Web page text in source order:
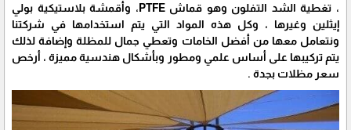
، تغطية الشد التفلون وهو قماش PTFE، وأقمشة بلاستيكية بولي
إيثلين وغيرها ، وكل هذه المواد التي يتم استخدامها في شركتنا
ونتعامل معها من أفضل الخامات وتعطي جمال للمظلة وإضافة لذلك
يتم تركيبها على أساس علمي ومطور وبأشكال هندسية مميزة ، أرخص
سعر مظلات بجدة .